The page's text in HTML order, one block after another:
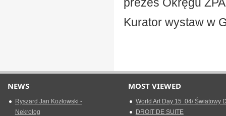
Kurator wystaw w
NEWS
Ryszard Jan Kozłowski -
Nekrolog
MOST VIEWED
World Art Day 15 .04/ Światowy
DROIT DE SUITE